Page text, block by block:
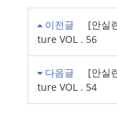
이전글
[안실
ture VOL . 56
다음글
[안실
ture VOL . 54